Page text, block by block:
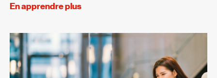
En apprendre plus